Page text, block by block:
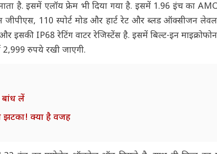
है. इसमें एलॉय फ्रेम भी दिया गया है. इसमें 1.96 इंच का
110 स्पोर्ट मोड और हार्ट रेट और ब्लड ऑक्सीजन
इसकी IP68 रेटिंग वाटर रेजिस्टेंस है. इसमें बिल्ट-इन
रुपये रखी जाएगी.
बांध लें
झटका! क्या है वजह